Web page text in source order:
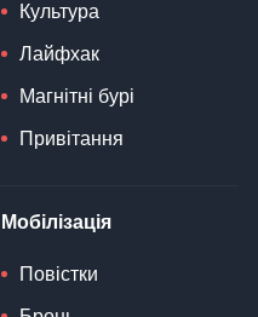
Культура
Лайфхак
Магнітні бурі
Привітання
Мобілізація
Повістки